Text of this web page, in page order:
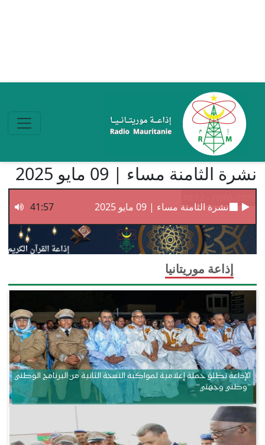
نشرة الثامنة مساء | 09 مايو 2025
نشرة الثامنة مساء | 09 مايو 2025 41:57
إذاعة موريتانيا
الإذاعة تطلق حملة إعلامية لمواكبة النسخة الثانية من البرنامج الوطني
“وطني وجهتي”